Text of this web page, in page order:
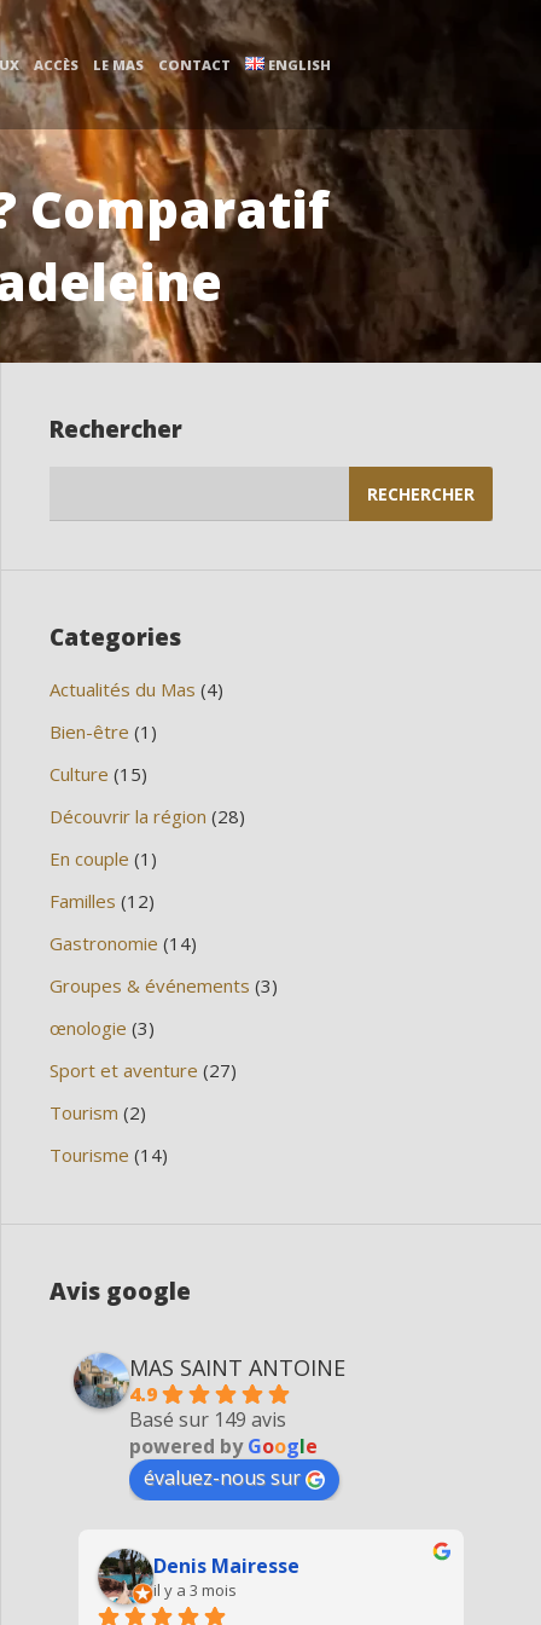
ACCÈS LE MAS CONTACT ENGLISH
Comparatif
Rechercher
Categories
Actualités du Mas (4)
Bien-être (1)
Culture (15)
Découvrir la région (28)
En couple (1)
Familles (12)
Gastronomie (14)
Groupes & événements (3)
œnologie (3)
Sport et aventure (27)
Tourism (2)
Tourisme (14)
Avis google
MAS SAINT ANTOINE
4.9
Basé sur 149 avis
powered byGoogle
évaluez-nous sur
Denis Mairesse
il y a 3 mois